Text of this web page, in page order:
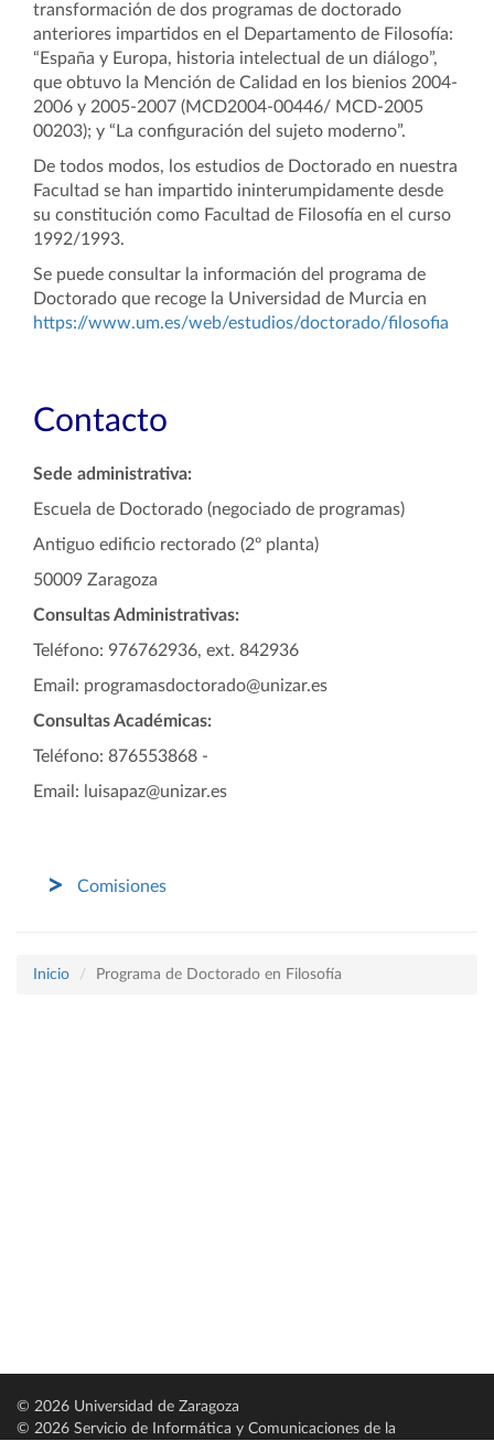
transformación de dos programas de doctorado
anteriores impartidos en el Departamento de Filosofía:
“España y Europa, historia intelectual de un diálogo”,
que obtuvo la Mención de Calidad en los bienios 2004-
2006 y 2005-2007 (MCD2004-00446/ MCD-2005
00203); y “La configuración del sujeto moderno”.
De todos modos, los estudios de Doctorado en nuestra
Facultad se han impartido ininterumpidamente desde
su constitución como Facultad de Filosofía en el curso
1992/1993.
Se puede consultar la información del programa de
Doctorado que recoge la Universidad de Murcia en
https://www.um.es/web/estudios/doctorado/filosofia
Contacto
Sede administrativa:
Escuela de Doctorado (negociado de programas)
Antiguo edificio rectorado (2º planta)
50009 Zaragoza
Consultas Administrativas:
Teléfono: 976762936, ext. 842936
Email: programasdoctorado@unizar.es
Consultas Académicas:
Teléfono: 876553868 -
Email: luisapaz@unizar.es
Comisiones
Inicio Programa de Doctorado en Filosofía
© 2026 Universidad de Zaragoza
© 2026 Servicio de Informática y Comunicaciones de la